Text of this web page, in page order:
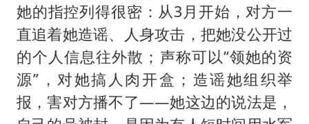
她的指控列得很密：从3月开始，对方一
直追着她造谣、人身攻击，把她没公开过
的个人信息往外散；声称可以“领她的资
源”，对她搞人肉开盒；造谣她组织举
报，害对方播不了——她这边的说法是，